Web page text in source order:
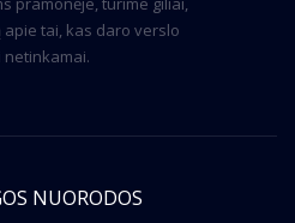
tai, kas daro verslo
netinkamai.
NUORODOS